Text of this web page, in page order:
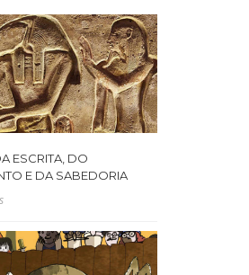
ESCRITA, DO
E DA SABEDORIA